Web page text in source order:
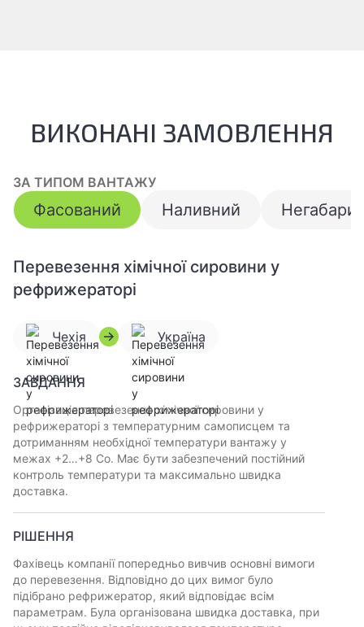
ВИКОНАНІ ЗАМОВЛЕННЯ
ЗА ТИПОМ ВАНТАЖУ
Фасований Наливний
Перевезення хімічної сировини у
рефрижераторі
Чехія Україна
ЗАВДАННЯ
Організація перевезення хімічної сировини у
рефрижераторі з температурним самописцем та
дотриманням необхідної температури вантажу у
межах +2…+8 Со. Має бути забезпечений постійний
контроль температури та максимально швидка
доставка.
РІШЕННЯ
Фахівець компанії попередньо вивчив основні вимоги
до перевезення. Відповідно до цих вимог було
підібрано рефрижератор, який відповідає всім
параметрам. Була організована швидка доставка, при